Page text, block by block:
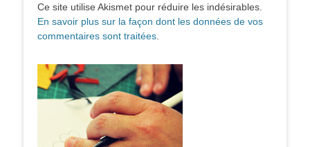
Ce site utilise Akismet pour réduire les indésirables.
En savoir plus sur la façon dont les données de vos
commentaires sont traitées